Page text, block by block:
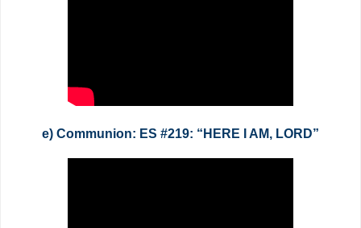
e) Communion: ES #219: “HERE I AM, LORD”